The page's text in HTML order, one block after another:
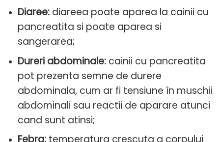
Diaree: diareea poate aparea la cainii cu
pancreatita si poate aparea si
sangerarea;
Dureri abdominale: cainii cu pancreatita
pot prezenta semne de durere
abdominala, cum ar fi tensiune în muschii
abdominali sau reactii de aparare atunci
cand sunt atinsi;
Febra: temperatura crescuta a corpului